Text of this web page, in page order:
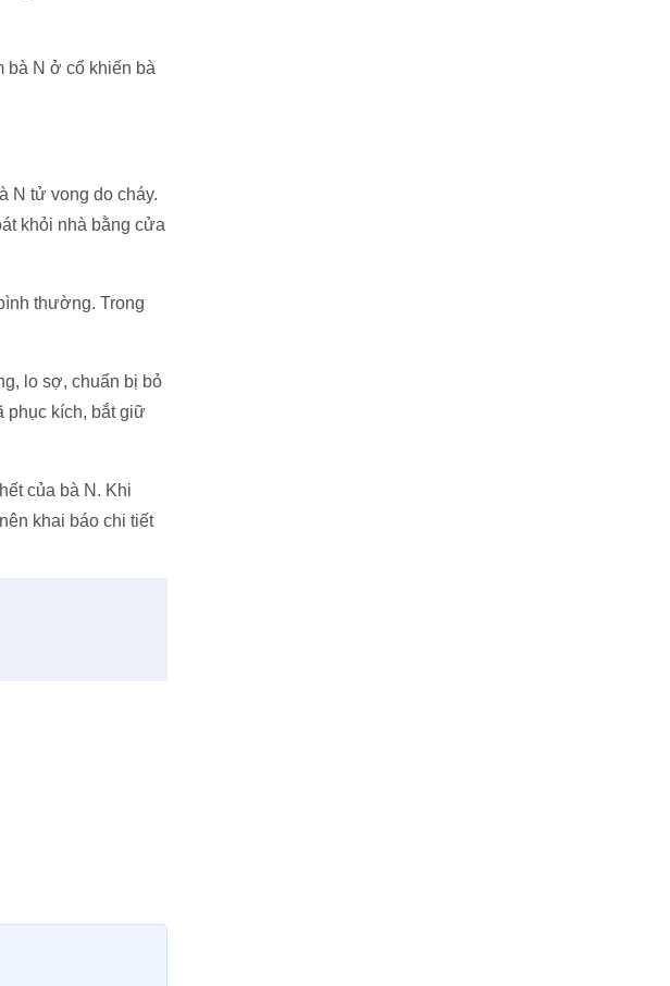
bà N ở cổ khiến bà
N tử vong do cháy.
khỏi nhà bằng cửa
thường. Trong
lo sợ, chuẩn bị bỏ
phục kích, bắt giữ
của bà N. Khi
khai báo chi tiết